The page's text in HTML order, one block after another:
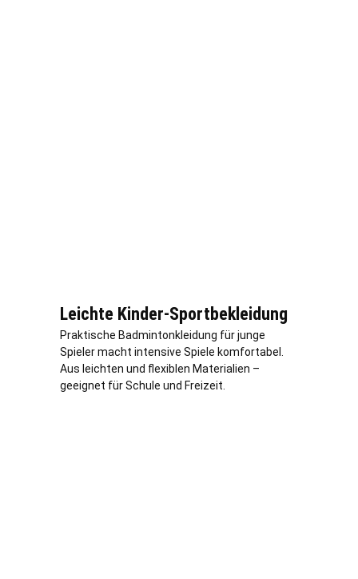
Leichte Kinder-Sportbekleidung
Praktische Badmintonkleidung für junge
Spieler macht intensive Spiele komfortabel.
Aus leichten und flexiblen Materialien –
geeignet für Schule und Freizeit.